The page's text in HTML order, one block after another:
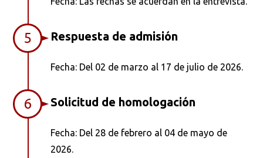
5 Respuesta de admisión
Fecha: Del 02 de marzo al 17 de julio de 2026.
6 Solicitud de homologación
Fecha: Del 28 de febrero al 04 de mayo de
2026.